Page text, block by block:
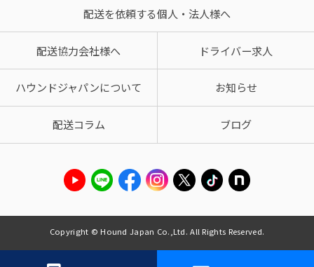
配送を依頼する個人・法人様へ
配送協力会社様へ ドライバー求人
ハウンドジャパンについて お知らせ
配送コラム ブログ
Copyright © Hound Japan Co.,Ltd. All Rights Reserved.